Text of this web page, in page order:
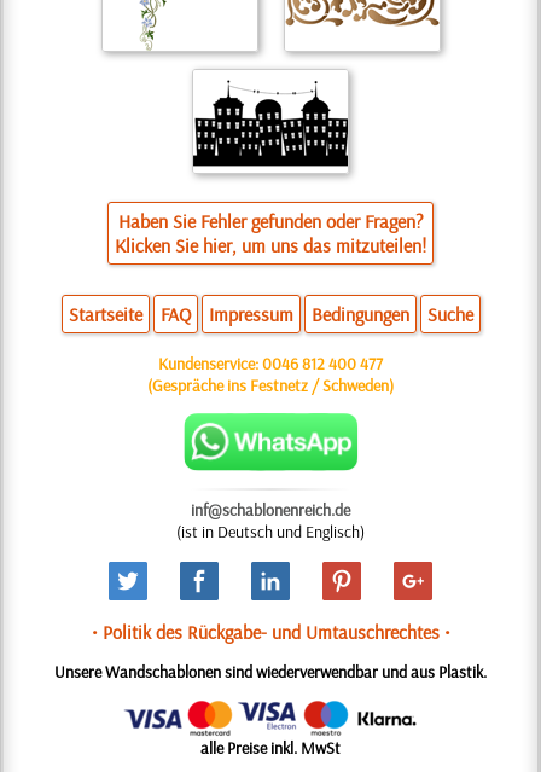
Haben Sie Fehler gefunden oder Fragen?
Klicken Sie hier, um uns das mitzuteilen!
Startseite FAQ Impressum Bedingungen Suche
Kundenservice:0046 812 400 477
(Gespräche ins Festnetz / Schweden)
inf@schablonenreich.de
(ist in Deutsch und Englisch)
• Politik des Rückgabe- und Umtauschrechtes •
Unsere Wandschablonen sind wiederverwendbar und aus Plastik.
alle Preise inkl. MwSt